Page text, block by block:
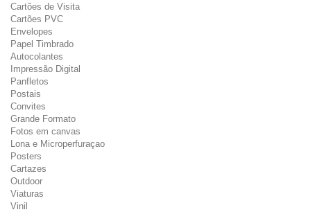
Cartões de Visita
Cartões PVC
Envelopes
Papel Timbrado
Autocolantes
Impressão Digital
Panfletos
Postais
Convites
Grande Formato
Fotos em canvas
Lona e Microperfuraçao
Posters
Cartazes
Outdoor
Viaturas
Vinil